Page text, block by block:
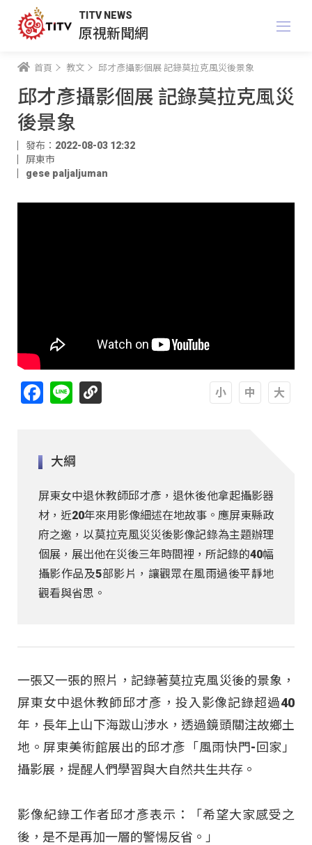
TITV NEWS
原視新聞網
首頁 教文 邱才彥攝影個展 記錄莫拉克風災後景象
邱才彥攝影個展 記錄莫拉克風災
後景象
發布：2022-08-03 12:32
屏東市
gese paljaljuman
Facebook
Line
大綱
屏東女中退休教師邱才彥，退休後他拿起攝影器
材，近20年來用影像細述在地故事。應屏東縣政
府之邀，以莫拉克風災災後影像記錄為主題辦理
個展，展出他在災後三年時間裡，所記錄的40幅
攝影作品及5部影片，讓觀眾在風雨過後平靜地
觀看與省思。
一張又一張的照片，記錄著莫拉克風災後的景象，
屏東女中退休教師邱才彥，投入影像記錄超過40
年，長年上山下海跋山涉水，透過鏡頭關注故鄉土
地。屏東美術館展出的邱才彥「風雨快門-回家」
攝影展，提醒人們學習與大自然共生共存。
影像紀錄工作者邱才彥表示：「希望大家感受之
後，是不是再加一層的警惕反省。」